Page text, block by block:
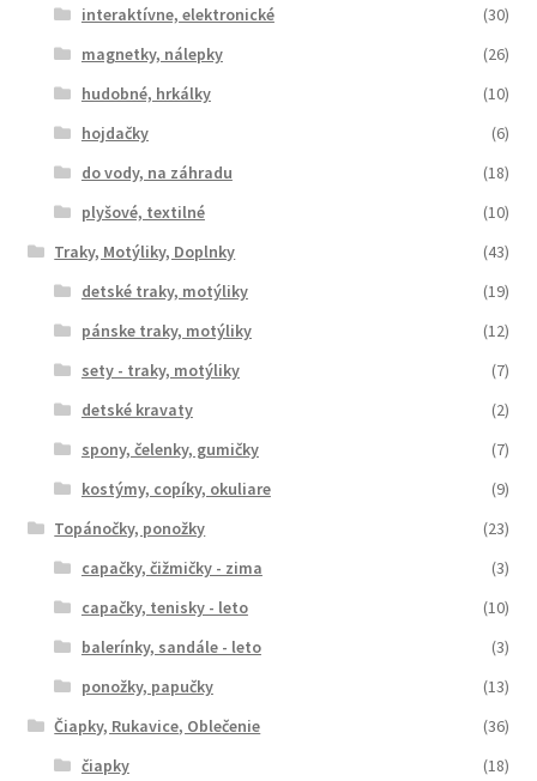
interaktívne, elektronické
(30)
magnetky, nálepky
(26)
hudobné, hrkálky
(10)
hojdačky
(6)
do vody, na záhradu
(18)
plyšové, textilné
(10)
Traky, Motýliky, Doplnky
(43)
detské traky, motýliky
(19)
pánske traky, motýliky
(12)
sety - traky, motýliky
(7)
detské kravaty
(2)
spony, čelenky, gumičky
(7)
kostýmy, copíky, okuliare
(9)
Topánočky, ponožky
(23)
capačky, čižmičky - zima
(3)
capačky, tenisky - leto
(10)
balerínky, sandále - leto
(3)
ponožky, papučky
(13)
Čiapky, Rukavice, Oblečenie
(36)
čiapky
(18)